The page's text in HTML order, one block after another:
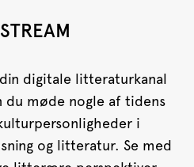
din digitale litteraturkanal
du møde nogle af tidens
i
og litteratur. Se med